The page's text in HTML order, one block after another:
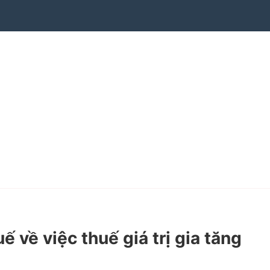
về việc thuế giá trị gia tăng